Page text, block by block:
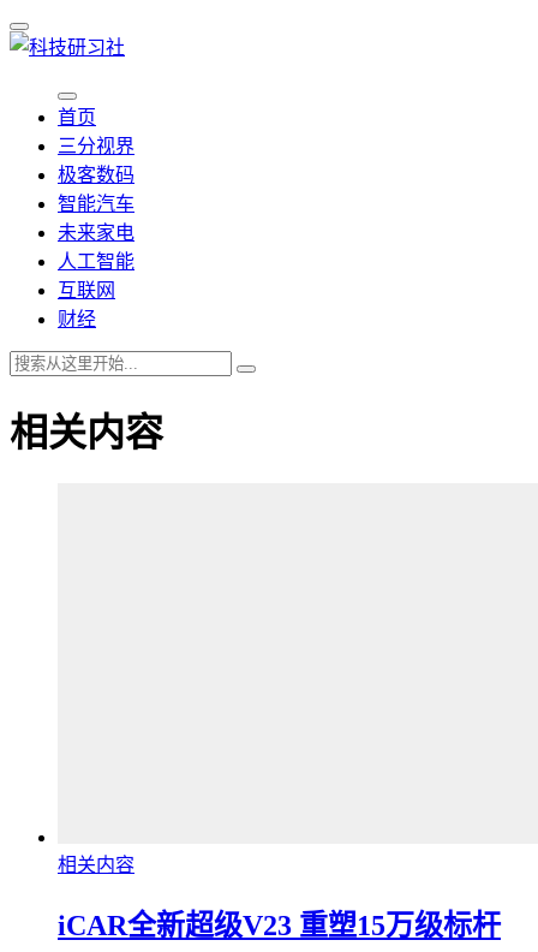
首页
三分视界
极客数码
智能汽车
未来家电
人工智能
互联网
财经
相关内容
相关内容
iCAR全新超级V23 重塑15万级标杆